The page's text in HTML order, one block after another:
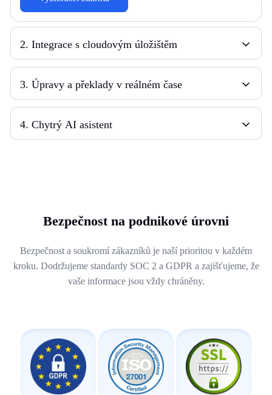
2. Integrace s cloudovým úložištěm
3. Úpravy a překlady v reálném čase
4. Chytrý AI asistent
Bezpečnost na podnikové úrovni
Bezpečnost a soukromí zákazníků je naší prioritou v každém
kroku. Dodržujeme standardy SOC 2 a GDPR a zajišťujeme, že
vaše informace jsou vždy chráněny.